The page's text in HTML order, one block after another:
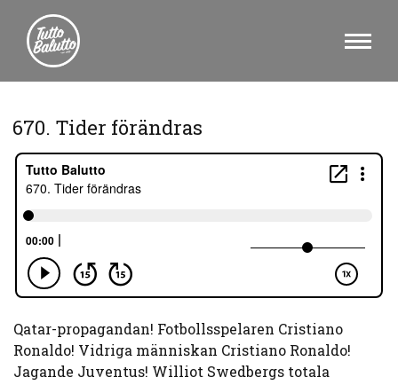
670. Tider förändras
Qatar-propagandan! Fotbollsspelaren Cristiano
Ronaldo! Vidriga människan Cristiano Ronaldo!
Jagande Juventus! Williot Swedbergs totala